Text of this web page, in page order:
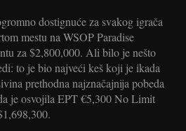
dostignuće za svakog igrača
mestu na WSOP Paradise
za $2,800,000. Ali bilo je nešto
to je bio najveći keš koji je ikada
prethodna najznačajnija pobeda
je osvojila EPT €5,300 No Limit